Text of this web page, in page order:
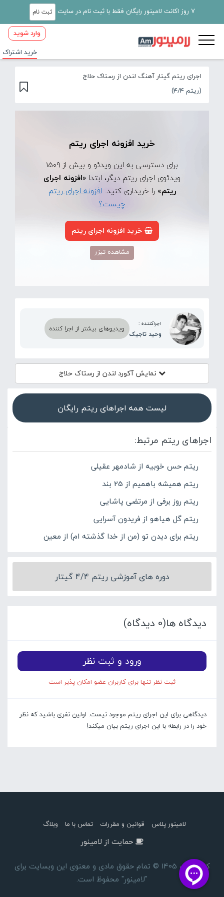
7 روز اکانت لامینور رایگان فقط با ثبت نام در سایت ثبت نام
وارد شوید
خرید اشتراک
اجرای ریتم گیتار آهنگ لندن از رستاک حلاج
(ریتم 4/4)
خرید افزونه اجرای ریتم
برای دسترسی به این ویدئو و بیش از 1509
ویدئوی اجرای ریتم دیگر، ابتدا «افزونه اجرای
ریتم» را خریداری کنید.افزونه اجرای ریتم
چیست؟
خرید افزونه اجرای ریتم
مشاهده تیزر
اجراکننده :
وحید تاجیک
ویدیوهای بیشتر از اجرا کننده
نمایش آکورد لندن از رستاک حلاج
لیست همه اجراهای ریتم رایگان
اجراهای ریتم مرتبط:
ریتم حس خوبیه از شادمهر عقیلی
ریتم همیشه باهمیم از 25 بند
ریتم روز برفی از مرتضی پاشایی
ریتم گل هیاهو از فریدون آسرایی
ریتم برای دیدن تو (من از خدا گذشته ام) از معین
دوره های آموزشی ریتم 4/4 گیتار
دیدگاه ها(0 دیدگاه)
ورود و ثبت نظر
ثبت نظر تنها برای کاربران عضو امکان پذیر است
دیدگاهی برای این اجرای ریتم موجود نیست. اولین نفری باشید که نظر
خود را در رابطه با این اجرای ریتم بیان میکند!
لامینور پلاس قوانین و مقررات تماس با ما وبلاگ
حمایت از لامینور
کپی رایت 1405 © تمام حقوق مادی و معنوی این وبسایت برای
"لامینور" محفوظ است.